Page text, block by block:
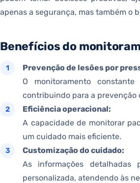
apenas a segurança, mas também o
Benefícios do
Prevenção de lesões por
O monitoramento
contribuindo para a prevenção
Eficiência operacional:
A capacidade de monitorar
um cuidado mais eficiente.
Customização do cuidado:
As informações
personalizada, atendendo às